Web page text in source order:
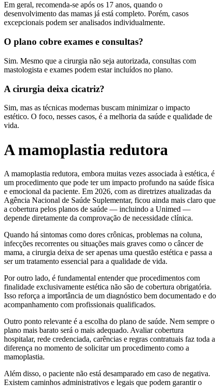
Em geral, recomenda-se após os 17 anos, quando o
desenvolvimento das mamas já está completo. Porém, casos
excepcionais podem ser analisados individualmente.
O plano cobre exames e consultas?
Sim. Mesmo que a cirurgia não seja autorizada, consultas com
mastologista e exames podem estar incluídos no plano.
A cirurgia deixa cicatriz?
Sim, mas as técnicas modernas buscam minimizar o impacto
estético. O foco, nesses casos, é a melhoria da saúde e qualidade de
vida.
A mamoplastia redutora
A mamoplastia redutora, embora muitas vezes associada à estética, é
um procedimento que pode ter um impacto profundo na saúde física
e emocional da paciente. Em 2026, com as diretrizes atualizadas da
Agência Nacional de Saúde Suplementar, ficou ainda mais claro que
a cobertura pelos planos de saúde — incluindo a Unimed —
depende diretamente da comprovação de necessidade clínica.
Quando há sintomas como dores crônicas, problemas na coluna,
infecções recorrentes ou situações mais graves como o câncer de
mama, a cirurgia deixa de ser apenas uma questão estética e passa a
ser um tratamento essencial para a qualidade de vida.
Por outro lado, é fundamental entender que procedimentos com
finalidade exclusivamente estética não são de cobertura obrigatória.
Isso reforça a importância de um diagnóstico bem documentado e do
acompanhamento com profissionais qualificados.
Outro ponto relevante é a escolha do plano de saúde. Nem sempre o
plano mais barato será o mais adequado. Avaliar cobertura
hospitalar, rede credenciada, carências e regras contratuais faz toda a
diferença no momento de solicitar um procedimento como a
mamoplastia.
Além disso, o paciente não está desamparado em caso de negativa.
Existem caminhos administrativos e legais que podem garantir o